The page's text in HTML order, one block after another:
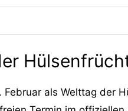
als Welttag der